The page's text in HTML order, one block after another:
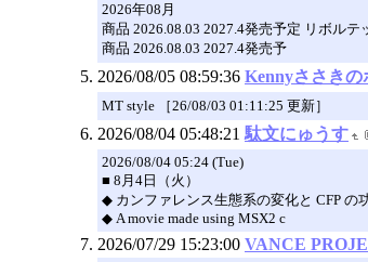
2026年08月
商品 2026.08.03 2027.4発売予定 リボル
商品 2026.08.03 2027.4発売予
2026/08/05 08:59:36 Kennyささきの
MT style ［26/08/03 01:11:25 更新］
2026/08/04 05:48:21 駄文にゅうす
2026/08/04 05:24 (Tue)
■ 8月4日（火）
◆ カンファレンス生態系の変化と CFP の
◆ A movie made using MSX2 c
2026/07/29 15:23:00 VANCE